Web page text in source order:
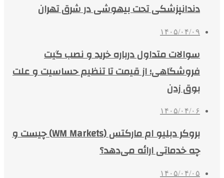
دندانپزشکی تحت بیهوشی در شرق تهران
۱۴۰۵/۰۴/۰۹
سوالات متداول درباره خرید و نصب گیت
فروشگاهی؛ از قیمت تا تنظیم حساسیت و علت
بوق زدن
۱۴۰۵/۰۴/۰۶
بروکر دبلیو ام مارکتس (WM Markets) چیست و
چه خدماتی ارائه می‌دهد؟
۱۴۰۵/۰۴/۰۵